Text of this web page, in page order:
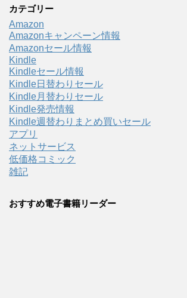
カテゴリー
Amazon
Amazonキャンペーン情報
Amazonセール情報
Kindle
Kindleセール情報
Kindle日替わりセール
Kindle月替わりセール
Kindle発売情報
Kindle週替わりまとめ買いセール
アプリ
ネットサービス
低価格コミック
雑記
おすすめ電子書籍リーダー